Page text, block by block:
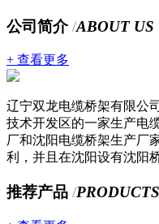
公司简介/ABOUT US
+ 查看更多
辽宁双龙电缆桥架有限公
技术开发区的一家生产电
厂和沈阳电缆桥架生产厂
利，并且在沈阳设有沈阳
推荐产品 /PRODUCTS